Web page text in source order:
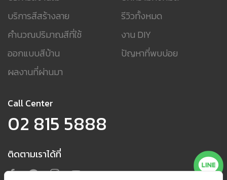
บริการสีสร้างลาย
คำนวณปริมาณสีที่ใช้
ออกแบบสีบ้าน
ผลงานที่ผ่านมา
รีวิวทั้งหมด
งาน DIY
ปัญหาที่พบบ่อย
Call Center
02 815 5888
ติดตามเราได้ที่